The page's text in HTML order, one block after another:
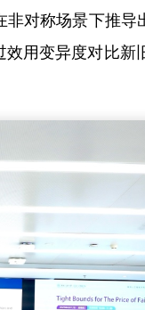
对称场景下推
用变异度对比